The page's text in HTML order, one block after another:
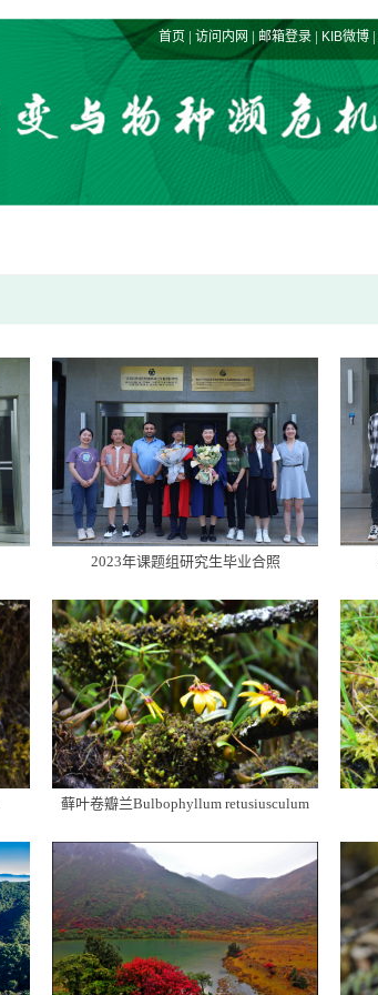
首页 | 访问内网 | 邮箱登录 | KIB微博 |
2023年课题组研究生毕业合照
藓叶卷瓣兰Bulbophyllum retusiusculum